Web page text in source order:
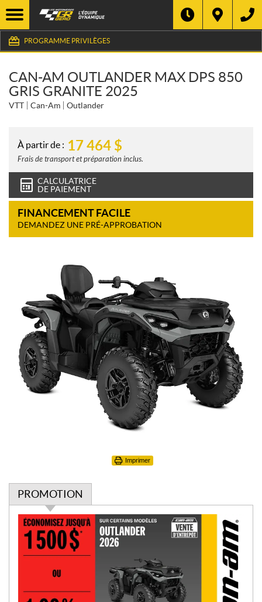
PROGRAMME PRIVILÈGES
CAN-AM OUTLANDER MAX DPS 850
GRIS GRANITE 2025
VTT Can-Am Outlander
À partir de : 17 464 $
Frais de transport et préparation inclus.
CALCULATRICE
DE PAIEMENT
FINANCEMENT FACILE
DEMANDEZ UNE PRÉ-APPROBATION
Imprimer
PROMOTION
P
m